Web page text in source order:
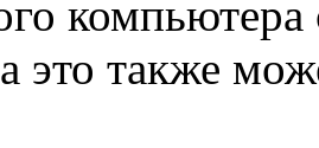
это также